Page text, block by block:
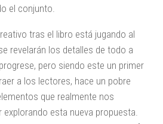
el conjunto.
tras el libro está jugando al
revelarán los detalles de todo a
pero siendo este un primer
a los lectores, hace un pobre
que realmente nos
esta nueva propuesta.